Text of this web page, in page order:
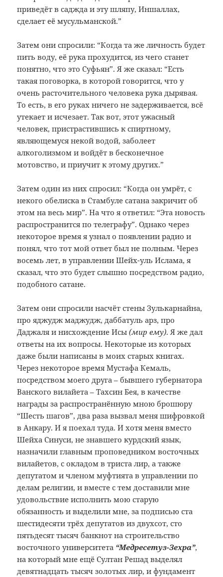
приведёт в саджда и эту шляпу, Иншаллах,
сделает её мусульманской.”
Затем они спросили: “Когда та же личность будет
пить воду, её рука прохудится, из чего станет
понятно, что это Суфьян”. Я же сказал: “Есть
такая поговорка, в которой говорится, что у
очень расточительного человека рука дырявая.
То есть, в его руках ничего не задерживается, всё
утекает и исчезает. Так вот, этот ужасный
человек, пристрастившись к спиртному,
являющемуся некой водой, заболеет
алкоголизмом и войдёт в бесконечное
мотовство, и приучит к этому других.”
Затем один из них спросил: “Когда он умрёт, с
некого обелиска в Стамбуле сатана закричит об
этом на весь мир”. На что я ответил: “Эта новость
распространится по телеграфу”. Однако через
некоторое время я узнал о появлении радио и
понял, что тот мой ответ был не полным. Через
восемь лет, в управлении Шейх-уль Ислама, я
сказал, что это будет слышно посредством радио,
подобного сатане.
Затем они спросили насчёт стены Зулькарнайна,
про яджудж маджудж, даббатуль арз, про
Даджаля и нисхождение Исы(мир ему). Я же дал
ответы на их вопросы. Некоторые из которых
даже были написаны в моих старых книгах.
Через некоторое время Мустафа Кемаль,
посредством моего друга – бывшего губернатора
Ванского вилайета – Тахсин Бея, в качестве
награды за распространённую мною брошюру
“Шесть шагов”, два раза вызвал меня шифровкой
в Анкару. И я поехал туда. И хотя меня вместо
Шейха Синуси, не знавшего курдский язык,
назначили главным проповедником восточных
вилайетов, с окладом в триста лир, а также
депутатом и членом муфтията в управлении по
делам религии, и вместе с тем доставили мне
удовольствие исполнить мою старую
обязанность и выделили мне, за подписью ста
шестидесяти трёх депутатов из двухсот, сто
пятьдесят тысяч банкнот на строительство
восточного университета “Медресетуз-Зехра”,
на который мне ещё Султан Решад выделял
девятнадцать тысяч золотых лир, и фундамент